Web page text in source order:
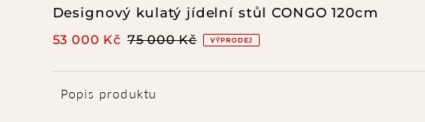
Designový kulatý jídelní stůl CONGO 120cm
53 000 Kč 75 000 Kč VÝPRODEJ
Popis produktu